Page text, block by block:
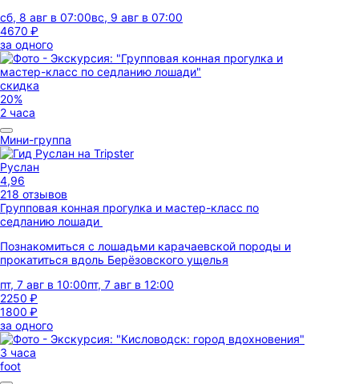
сб, 8 авг в 07:00вс, 9 авг в 07:00
4670 ₽
за одного
скидка
20%
2 часа
Мини-группа
Руслан
4,96
218 отзывов
Групповая конная прогулка и мастер-класс по
седланию лошади
Познакомиться с лошадьми карачаевской породы и
прокатиться вдоль Берёзовского ущелья
пт, 7 авг в 10:00пт, 7 авг в 12:00
2250 ₽
1800 ₽
за одного
3 часа
foot